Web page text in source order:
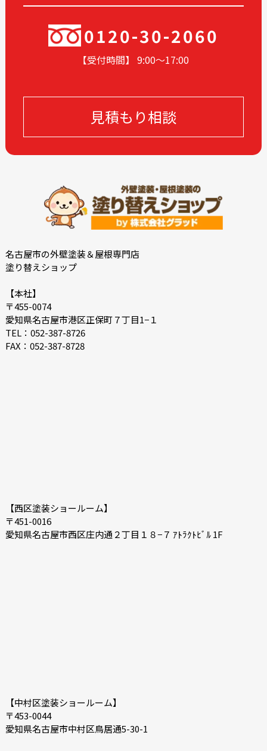
2024-04
2024-03
2024-02
2023-12
2023-11
2023-09
2023-06
2023-05
2023-03
2023-02
2023-01
2022-12
2022-11
2022-08
2022-07
2022-06
2022-05
2022-04
2022-03
2022-02
2021-12
2021-04
2021-02
2020-12
0120-30-2060
【受付時間】 9:00〜17:00
見積もり相談
名古屋市の外壁塗装＆屋根専門店
塗り替えショップ
【本社】
〒455-0074
愛知県名古屋市港区正保町７丁目1−１
TEL：052-387-8726
FAX：052-387-8728
【西区塗装ショールーム】
〒451-0016
愛知県名古屋市西区庄内通２丁目１８−７ ｱﾄﾗｸﾄﾋﾞﾙ 1F
【中村区塗装ショールーム】
〒453-0044
愛知県名古屋市中村区鳥居通5-30-1